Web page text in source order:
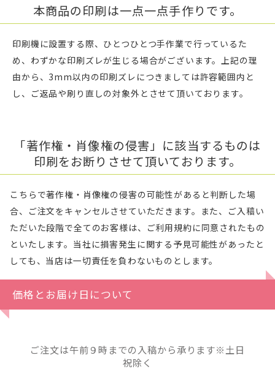
本商品の印刷は一点一点手作りです。
印刷機に設置する際、ひとつひとつ手作業で行っているた
め、わずかな印刷ズレが生じる場合がございます。上記の理
由から、3mm以内の印刷ズレにつきましては許容範囲内と
し、ご返品や刷り直しの対象外とさせて頂いております。
「著作権・肖像権の侵害」に該当するものは
印刷をお断りさせて頂いております。
こちらで著作権・肖像権の侵害の可能性があると判断した場
合、ご注文をキャンセルさせていただきます。また、ご入稿い
ただいた段階で全てのお客様は、ご利用規約に同意されたもの
といたします。当社に損害発生に関する予見可能性があったと
しても、当店は一切責任を負わないものとします。
価格とお届け日について
ご注文は午前９時までの入稿から承ります※土日
祝除く